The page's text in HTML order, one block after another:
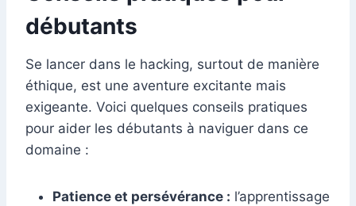
débutants
Se lancer dans le hacking, surtout de manière
éthique, est une aventure excitante mais
exigeante. Voici quelques conseils pratiques
pour aider les débutants à naviguer dans ce
domaine :
Patience et persévérance : l’apprentissage